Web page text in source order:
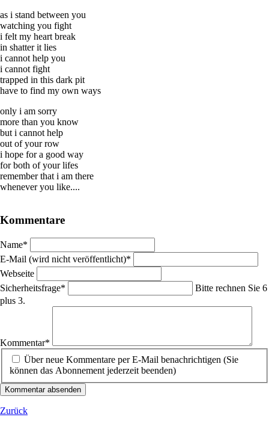
as i stand between you
watching you fight
i felt my heart break
in shatter it lies
i cannot help you
i cannot fight
trapped in this dark pit
have to find my own ways
only i am sorry
more than you know
but i cannot help
out of your row
i hope for a good way
for both of your lifes
remember that i am there
whenever you like....
Kommentare
Pflichtfeld
Name*
Pflichtfeld
E-Mail (wird nicht veröffentlicht)*
Webseite
Pflichtfeld
Sicherheitsfrage*
Bitte rechnen Sie 6
plus 3.
Kommentar*
Über neue Kommentare per E-Mail benachrichtigen (Sie
können das Abonnement jederzeit beenden)
Kommentar absenden
Zurück